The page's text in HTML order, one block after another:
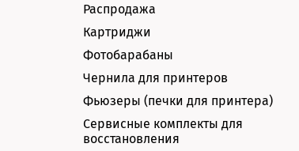
Распродажа
Картриджи
Фотобарабаны
Чернила для принтеров
Фьюзеры (печки для принтера)
Сервисные комплекты для
восстановления